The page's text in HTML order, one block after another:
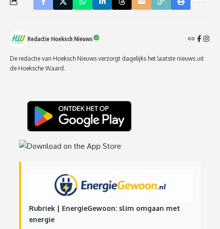
Redactie Hoeksch Nieuws
De redactie van Hoeksch Nieuws verzorgt dagelijks het laatste nieuws uit
de Hoeksche Waard.
Rubriek | EnergieGewoon: slim omgaan met
energie